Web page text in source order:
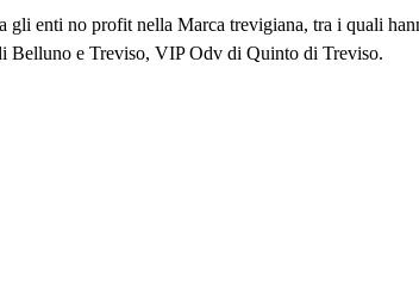
enti no profit nella Marca trevigiana, tra i quali
Belluno e Treviso, VIP Odv di Quinto di Treviso.